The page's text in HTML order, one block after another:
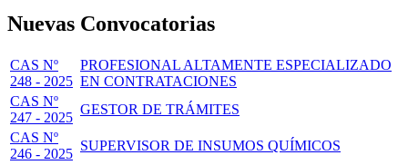
Nuevas Convocatorias
CAS Nº
248 - 2025
PROFESIONAL ALTAMENTE ESPECIALIZADO
EN CONTRATACIONES
CAS Nº
247 - 2025
GESTOR DE TRÁMITES
CAS Nº
246 - 2025
SUPERVISOR DE INSUMOS QUÍMICOS